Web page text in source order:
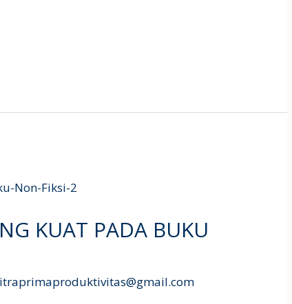
KUAT PADA BUKU